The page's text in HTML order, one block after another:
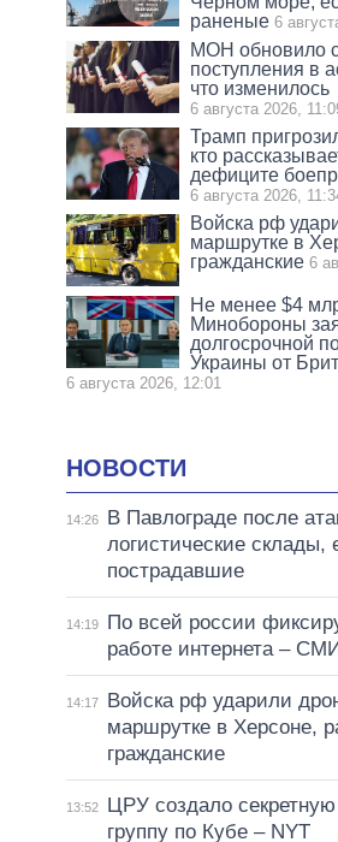
раненые 6
МОН обновило
поступления в
что изменилось
6 августа 2026,
Трамп
кто
дефиците
6 августа 2026,
Войска рф
маршрутке в
гражданские 6
Не менее $4
Минобороны
долгосрочной
Украины от
6 августа 2026, 12:01
НОВОСТИ
14:26
В Павлограде после
логистические склады,
пострадавшие
14:19
По всей россии
работе интернета –
14:17
Войска рф ударили
маршрутке в Херсоне,
гражданские
13:52
ЦРУ создало
группу по Кубе – NYT